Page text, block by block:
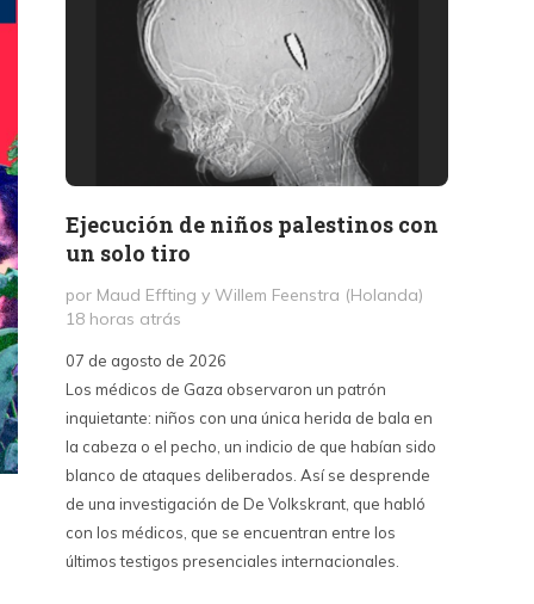
Ejecución de niños palestinos con
un solo tiro
por Maud Effting y Willem Feenstra (Holanda)
18 horas atrás
07 de agosto de 2026
Los médicos de Gaza observaron un patrón
inquietante: niños con una única herida de bala en
la cabeza o el pecho, un indicio de que habían sido
blanco de ataques deliberados. Así se desprende
de una investigación de De Volkskrant, que habló
con los médicos, que se encuentran entre los
últimos testigos presenciales internacionales.